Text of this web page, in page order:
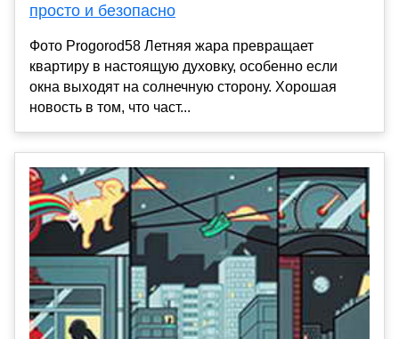
просто и безопасно
Фото Progorod58 Летняя жара превращает
квартиру в настоящую духовку, особенно если
окна выходят на солнечную сторону. Хорошая
новость в том, что част...